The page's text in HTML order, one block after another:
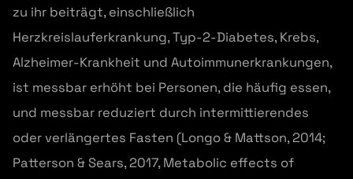
zu ihr beiträgt, einschließlich
Herzkreislauferkrankung, Typ-2-Diabetes, Krebs,
Alzheimer-Krankheit und Autoimmunerkrankungen,
ist messbar erhöht bei Personen, die häufig essen,
und messbar reduziert durch intermittierendes
oder verlängertes Fasten (Longo & Mattson, 2014;
Patterson & Sears, 2017, Metabolic effects of